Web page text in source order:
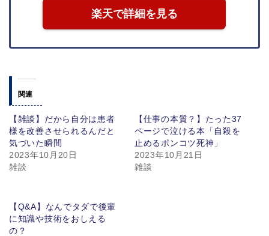
楽天で詳細を見る
関連
【雑談】だから自分は患者
様を改善させられるんだと
気づいた瞬間
2023年10月20日
雑談
【仕事の本質？】たった37
ページで泣ける本「自殺を
止めるポンコツ死神」
2023年10月21日
雑談
【Q&A】なんでタダで後輩
に知識や技術をおしえる
の？